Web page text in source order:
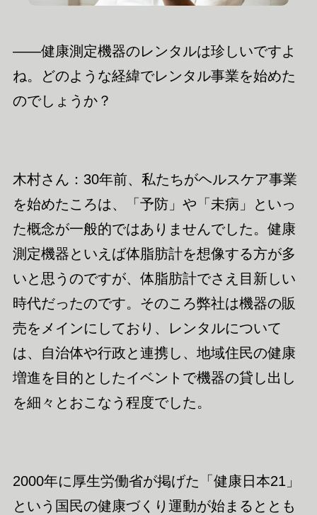
――健康測定機器のレンタルは珍しいですよ
ね。どのような経緯でレンタル事業を始めた
のでしょうか？
木村さん：30年前、私たちがヘルスケア事業
を始めたころは、「予防」や「未病」といっ
た概念が一般的ではありませんでした。健康
測定機器といえば体脂肪計を想像する方が多
いと思うのですが、体脂肪計でさえ目新しい
時代だったのです。そのころ弊社は機器の販
売をメインにしており、レンタルについて
は、自治体や行政と連携し、地域住民の健康
増進を目的としたイベントで機器の貸し出し
を細々とおこなう程度でした。
2000年に厚生労働省が掲げた「健康日本21」
という国民の健康づくり運動が始まるととも